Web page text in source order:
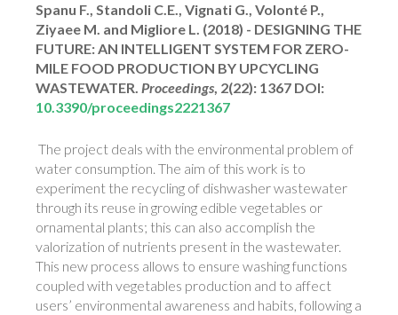
Spanu F., Standoli C.E., Vignati G., Volonté P.,
Ziyaee M. and Migliore L. (2018) - DESIGNING THE
FUTURE: AN INTELLIGENT SYSTEM FOR ZERO-
MILE FOOD PRODUCTION BY UPCYCLING
WASTEWATER. Proceedings, 2(22): 1367 DOI:
10.3390/proceedings2221367
The project deals with the environmental problem of
water consumption. The aim of this work is to
experiment the recycling of dishwasher wastewater
through its reuse in growing edible vegetables or
ornamental plants; this can also accomplish the
valorization of nutrients present in the wastewater.
This new process allows to ensure washing functions
coupled with vegetables production and to affect
users’ environmental awareness and habits, following a